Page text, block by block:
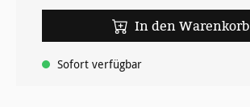
In den Warenkorb
Sofort verfügbar